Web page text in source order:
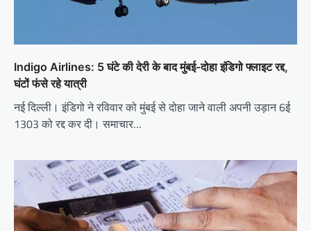
Indigo Airlines: 5 घंटे की देरी के बाद मुंबई-दोहा इंडिगो फ्लाइट रद्द,
घंटों फंसे रहे यात्री
नई दिल्ली। इंडिगो ने रविवार को मुंबई से दोहा जाने वाली अपनी उड़ान 6ई
1303 को रद्द कर दी। समाचार…